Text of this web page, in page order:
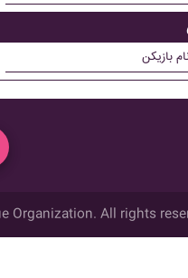
بازیکن
Organization. All rights